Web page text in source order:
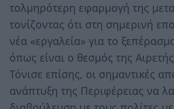
τολμηρότερη εφαρμογή της
τονίζοντας ότι στη σημερινή
νέα «εργαλεία» για το
όπως είναι ο θεσμός της
Τόνισε επίσης, οι σημαντικές
ανάπτυξη της Περιφέρειας να